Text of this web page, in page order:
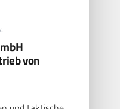
von